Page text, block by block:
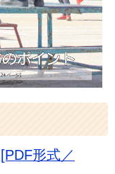
形式／